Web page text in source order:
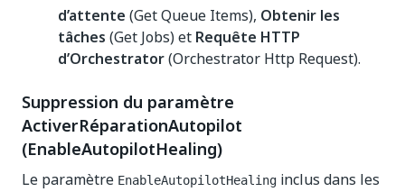
d’attente (Get Queue Items), Obtenir les
tâches (Get Jobs) et Requête HTTP
d’Orchestrator(Orchestrator Http Request).
Suppression du paramètre
ActiverRéparationAutopilot
(EnableAutopilotHealing)
Le paramètre EnableAutopilotHealing inclus dans les